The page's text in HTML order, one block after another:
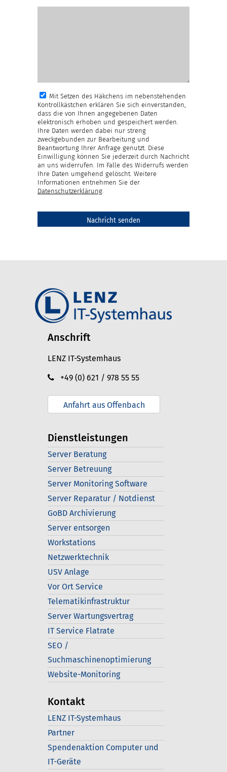
Mit Setzen des Häkchens im nebenstehenden
Kontrollkästchen erklären Sie sich einverstanden,
dass die von Ihnen angegebenen Daten
elektronisch erhoben und gespeichert werden.
Ihre Daten werden dabei nur streng
zweckgebunden zur Bearbeitung und
Beantwortung Ihrer Anfrage genutzt. Diese
Einwilligung können Sie jederzeit durch Nachricht
an uns widerrufen. Im Falle des Widerrufs werden
Ihre Daten umgehend gelöscht. Weitere
Informationen entnehmen Sie der
Datenschutzerklärung
Anschrift
LENZ IT-Systemhaus
+49 (0) 621 / 978 55 55
Anfahrt aus Offenbach
Dienstleistungen
Server Beratung
Server Betreuung
Server Monitoring Software
Server Reparatur / Notdienst
GoBD Archivierung
Server entsorgen
Workstations
Netzwerktechnik
USV Anlage
Vor Ort Service
Telematikinfrastruktur
Server Wartungsvertrag
IT Service Flatrate
SEO /
Suchmaschinenoptimierung
Website-Monitoring
Kontakt
LENZ IT-Systemhaus
Partner
Spendenaktion Computer und
IT-Geräte